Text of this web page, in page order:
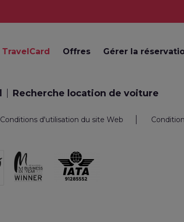
TravelCard Offres Gérer la
Recherche location de voiture
Conditions d'utilisation du site Web